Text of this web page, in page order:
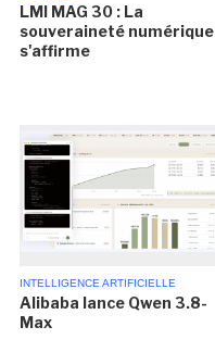
LMI MAG 30 : La
souveraineté numérique
s'affirme
INTELLIGENCE ARTIFICIELLE
Alibaba lance Qwen 3.8-
Max